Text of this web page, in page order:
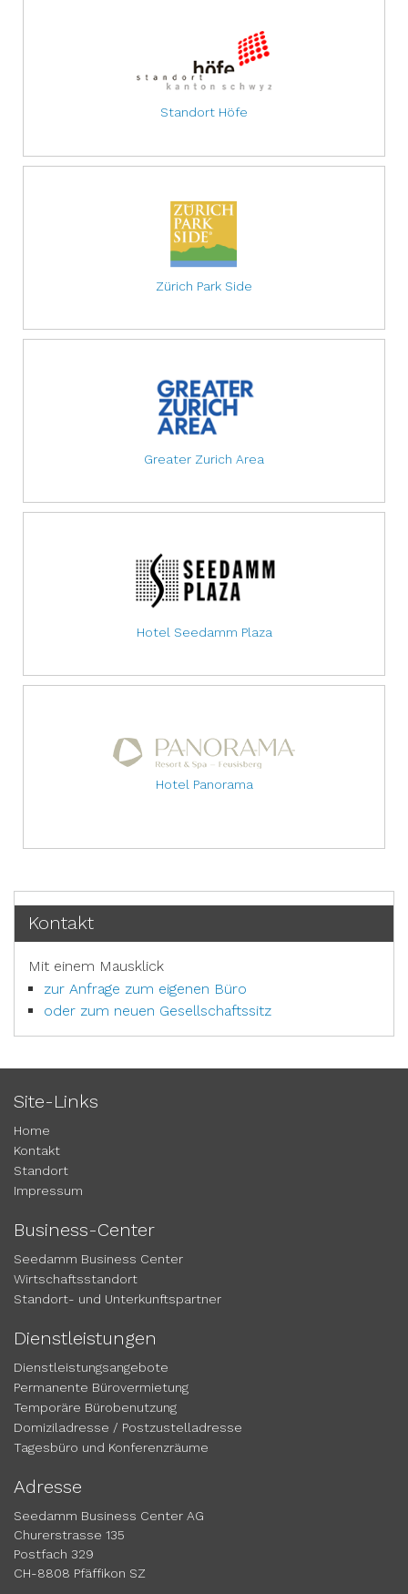
Standort Höfe
Zürich Park Side
Greater Zurich Area
Hotel Seedamm Plaza
Hotel Panorama
Kontakt
Mit einem Mausklick
zur Anfrage zum eigenen Büro
oder zum neuen Gesellschaftssitz
Site-Links
Home
Kontakt
Standort
Impressum
Business-Center
Seedamm Business Center
Wirtschaftsstandort
Standort- und Unterkunftspartner
Dienstleistungen
Dienstleistungsangebote
Permanente Bürovermietung
Temporäre Bürobenutzung
Domiziladresse / Postzustelladresse
Tagesbüro und Konferenzräume
Adresse
Seedamm Business Center AG
Churerstrasse 135
Postfach 329
CH-8808 Pfäffikon SZ